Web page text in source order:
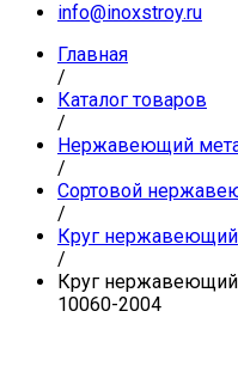
info@inoxstroy.ru
Главная
/
Каталог товаров
/
Нержавеющий
/
Сортовой
/
Круг нержавеющий
/
Круг нержавеющий
10060-2004